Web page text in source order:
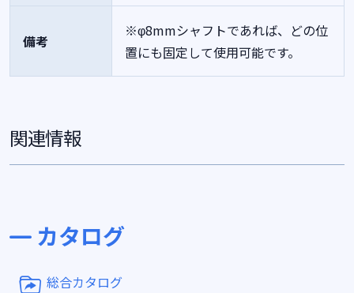
備考
※φ8mmシャフトであれば、どの位
置にも固定して使用可能です。
関連情報
カタログ
総合カタログ